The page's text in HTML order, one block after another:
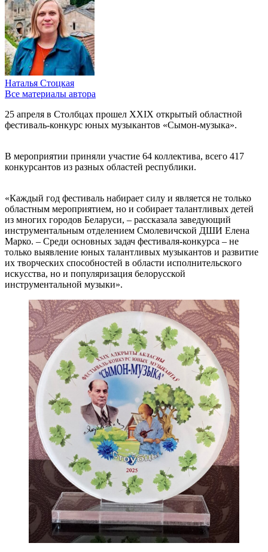
Наталья Стоцкая
Все материалы автора
25 апреля в Столбцах прошел ХХІХ открытый областной
фестиваль-конкурс юных музыкантов «Сымон-музыка».
В мероприятии приняли участие 64 коллектива, всего 417
конкурсантов из разных областей республики.
«Каждый год фестиваль набирает силу и является не только
областным мероприятием, но и собирает талантливых детей
из многих городов Беларуси, – рассказала заведующий
инструментальным отделением Смолевичской ДШИ Елена
Марко. – Среди основных задач фестиваля-конкурса – не
только выявление юных талантливых музыкантов и развитие
их творческих способностей в области исполнительского
искусства, но и популяризация белорусской
инструментальной музыки».